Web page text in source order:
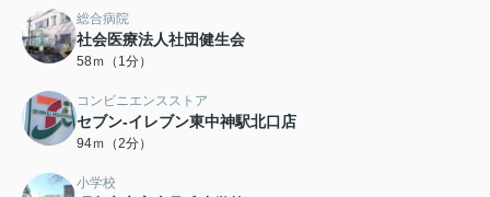
総合病院
社会医療法人社団健生会
58ｍ（1分）
コンビニエンスストア
セブン-イレブン東中神駅北口店
94ｍ（2分）
小学校